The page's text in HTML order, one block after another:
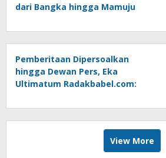
dari Bangka hingga Mamuju
Pemberitaan Dipersoalkan
hingga Dewan Pers, Eka
Ultimatum Radakbabel.com:
Tempuh Jalur Hukum
View More